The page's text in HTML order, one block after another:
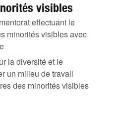
visibles
effectuant le
minorités visibles avec
la diversité et le
un milieu de travail
des minorités visibles